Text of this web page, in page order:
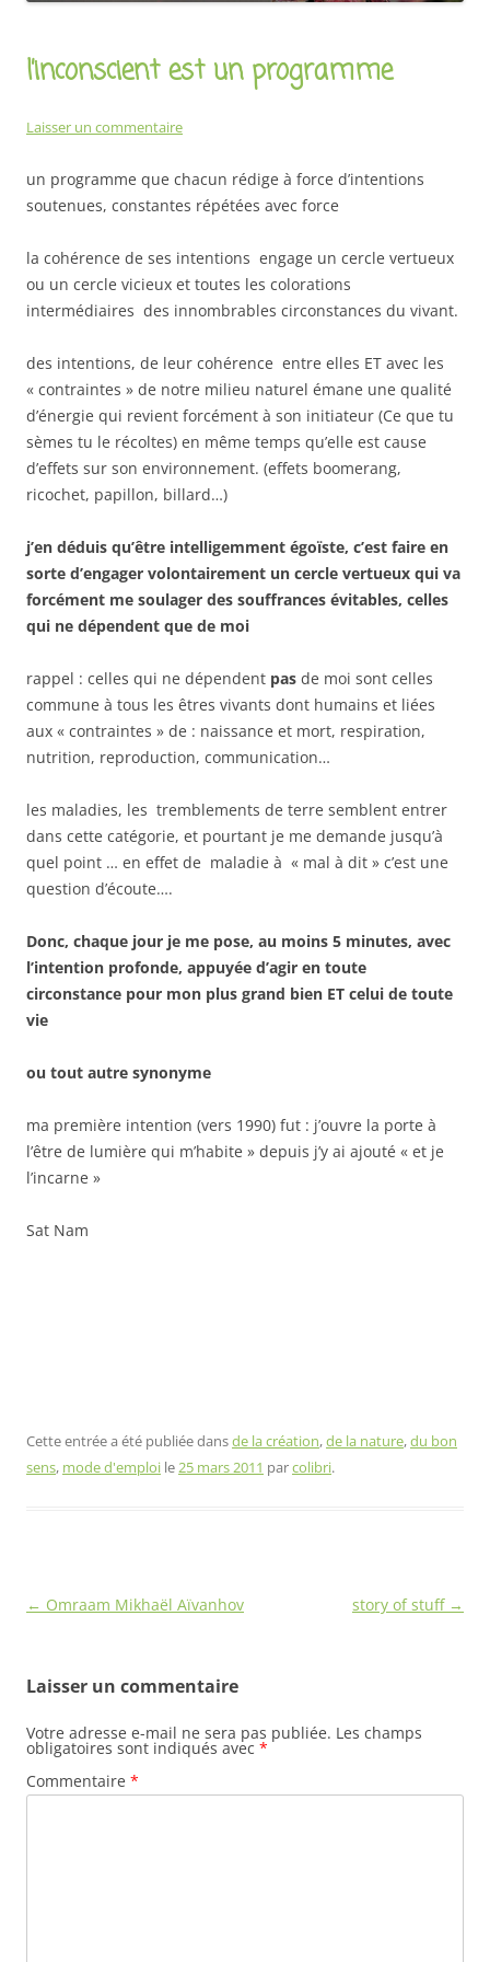
l’inconscient est un programme
Laisser un commentaire
un programme que chacun rédige à force d’intentions
soutenues, constantes répétées avec force
la cohérence de ses intentions engage un cercle vertueux
ou un cercle vicieux et toutes les colorations
intermédiaires des innombrables circonstances du vivant.
des intentions, de leur cohérence entre elles ET avec les
« contraintes » de notre milieu naturel émane une qualité
d’énergie qui revient forcément à son initiateur (Ce que tu
sèmes tu le récoltes) en même temps qu’elle est cause
d’effets sur son environnement. (effets boomerang,
ricochet, papillon, billard…)
j’en déduis qu’être intelligemment égoïste, c’est faire en
sorte d’engager volontairement un cercle vertueux qui va
forcément me soulager des souffrances évitables, celles
qui ne dépendent que de moi
rappel : celles qui ne dépendent pas de moi sont celles
commune à tous les êtres vivants dont humains et liées
aux « contraintes » de : naissance et mort, respiration,
nutrition, reproduction, communication…
les maladies, les tremblements de terre semblent entrer
dans cette catégorie, et pourtant je me demande jusqu’à
quel point … en effet de maladie à « mal à dit » c’est une
question d’écoute….
Donc, chaque jour je me pose, au moins 5 minutes, avec
l’intention profonde, appuyée d’agir en toute
circonstance pour mon plus grand bien ET celui de toute
vie
ou tout autre synonyme
ma première intention (vers 1990) fut : j’ouvre la porte à
l’être de lumière qui m’habite » depuis j’y ai ajouté « et je
l’incarne »
Sat Nam
Cette entrée a été publiée dansde la création,de la nature,du bon
sens, mode d'emploi le25 mars 2011 parcolibri.
Navigation
← Omraam Mikhaël Aïvanhov story of stuff →
Laisser un commentaire
Votre adresse e-mail ne sera pas publiée. Les champs
obligatoires sont indiqués avec *
Commentaire *